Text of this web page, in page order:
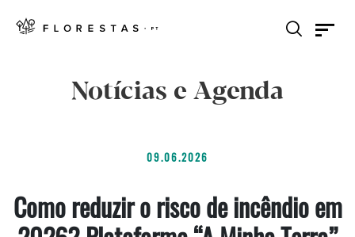
Notícias e Agenda
09.06.2026
Como reduzir o risco de incêndio em